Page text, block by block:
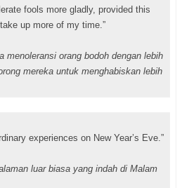
fools more gladly, provided this
up more of my time.”
menoleransi orang bodoh dengan lebih
mereka untuk menghabiskan lebih
experiences on New Year’s Eve.”
luar biasa yang indah di Malam